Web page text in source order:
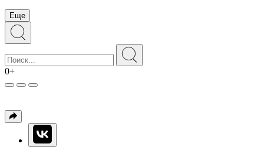
Еще
0+